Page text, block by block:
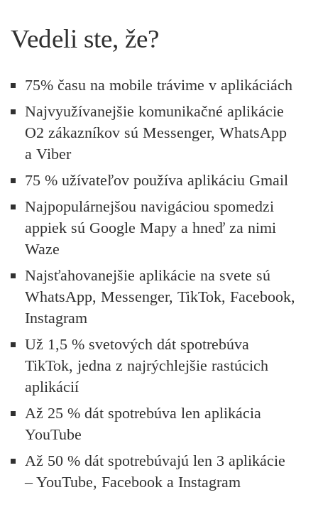
Vedeli ste, že?
75% času na mobile trávime v aplikáciách
Najvyužívanejšie komunikačné aplikácie
O2 zákazníkov sú Messenger, WhatsApp
a Viber
75 % užívateľov používa aplikáciu Gmail
Najpopulárnejšou navigáciou spomedzi
appiek sú Google Mapy a hneď za nimi
Waze
Najsťahovanejšie aplikácie na svete sú
WhatsApp, Messenger, TikTok, Facebook,
Instagram
Už 1,5 % svetových dát spotrebúva
TikTok, jedna z najrýchlejšie rastúcich
aplikácií
Až 25 % dát spotrebúva len aplikácia
YouTube
Až 50 % dát spotrebúvajú len 3 aplikácie
– YouTube, Facebook a Instagram